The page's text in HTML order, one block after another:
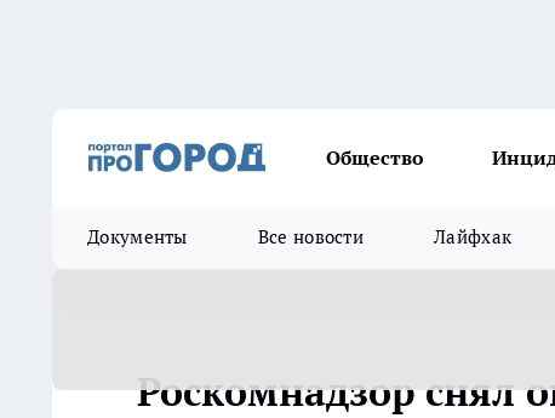
Общество
Документы Все новости Лайфхак
Роскомнадзор снял